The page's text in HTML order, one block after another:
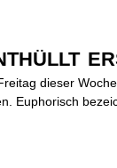
dieser
Euphorisch